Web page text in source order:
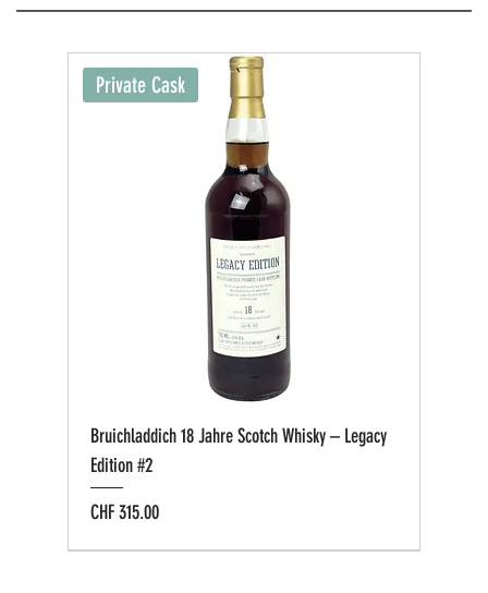
Private Cask
Bruichladdich 18 Jahre Scotch Whisky – Legacy
Edition #2
Preis
CHF 315.00